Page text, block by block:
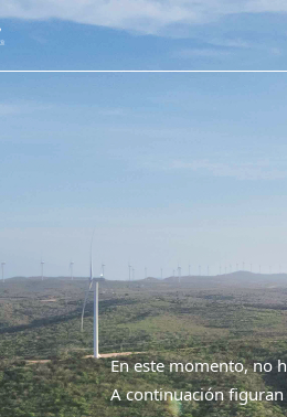
En este momento, no
A continuación